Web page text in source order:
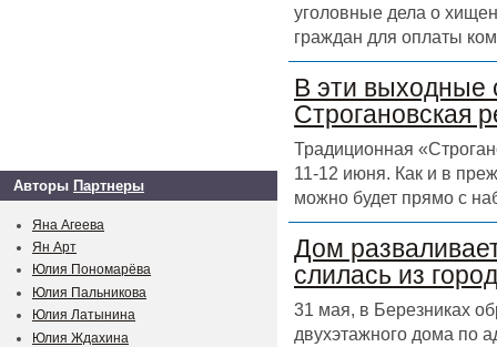
уголовные дела о
граждан для оплаты
В эти выходные
Строгановская
Традиционная
11-12 июня. Как и в
можно будет прямо с
Дом
слилась из
31 мая, в Березниках
двухэтажного дома по
Авторы Партнеры
Яна Агеева
Ян Арт
Юлия Пономарёва
Юлия Пальникова
Юлия Латынина
Юлия Ждахина